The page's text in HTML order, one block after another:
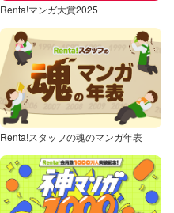
Renta!マンガ大賞2025
Renta!スタッフの魂のマンガ年表